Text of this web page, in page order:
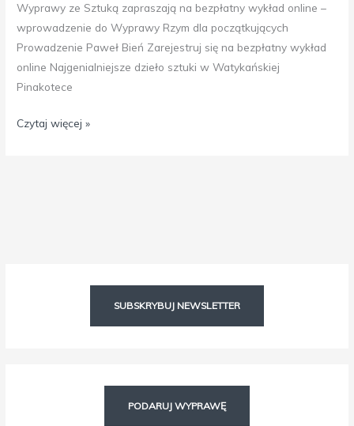
Wyprawy ze Sztuką zapraszają na bezpłatny wykład online –
wprowadzenie do Wyprawy Rzym dla początkujących
Prowadzenie Paweł Bień Zarejestruj się na bezpłatny wykład
online Najgenialniejsze dzieło sztuki w Watykańskiej
Pinakotece
Czytaj więcej »
SUBSKRYBUJ NEWSLETTER
PODARUJ WYPRAWĘ